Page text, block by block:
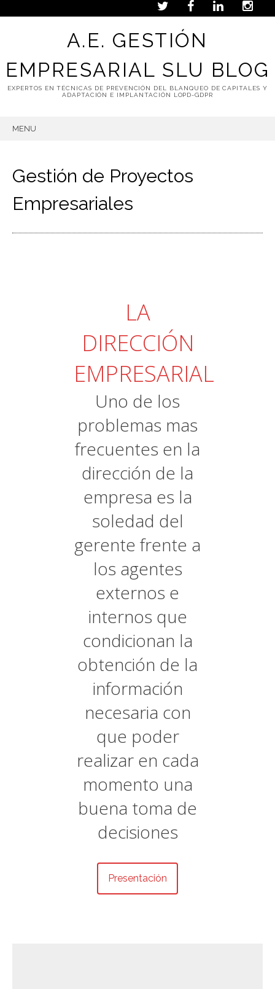
A.E. GESTIÓN
EMPRESARIAL SLU BLOG
EXPERTOS EN TÉCNICAS DE PREVENCIÓN DEL BLANQUEO DE CAPITALES Y
ADAPTACIÓN E IMPLANTACIÓN LOPD-GDPR
MENU
Gestión de Proyectos
Empresariales
LA
DIRECCIÓN
EMPRESARIAL
Uno de los
problemas mas
frecuentes en la
dirección de la
empresa es la
soledad del
gerente frente a
los agentes
externos e
internos que
condicionan la
obtención de la
información
necesaria con
que poder
realizar en cada
momento una
buena toma de
decisiones
Presentación